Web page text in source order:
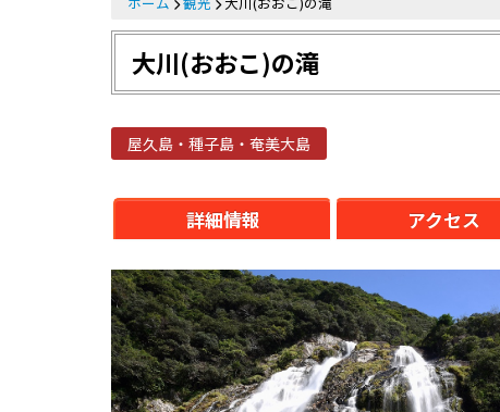
大川(おおこ)の滝
屋久島・種子島・奄美大島
詳細情報 アクセス